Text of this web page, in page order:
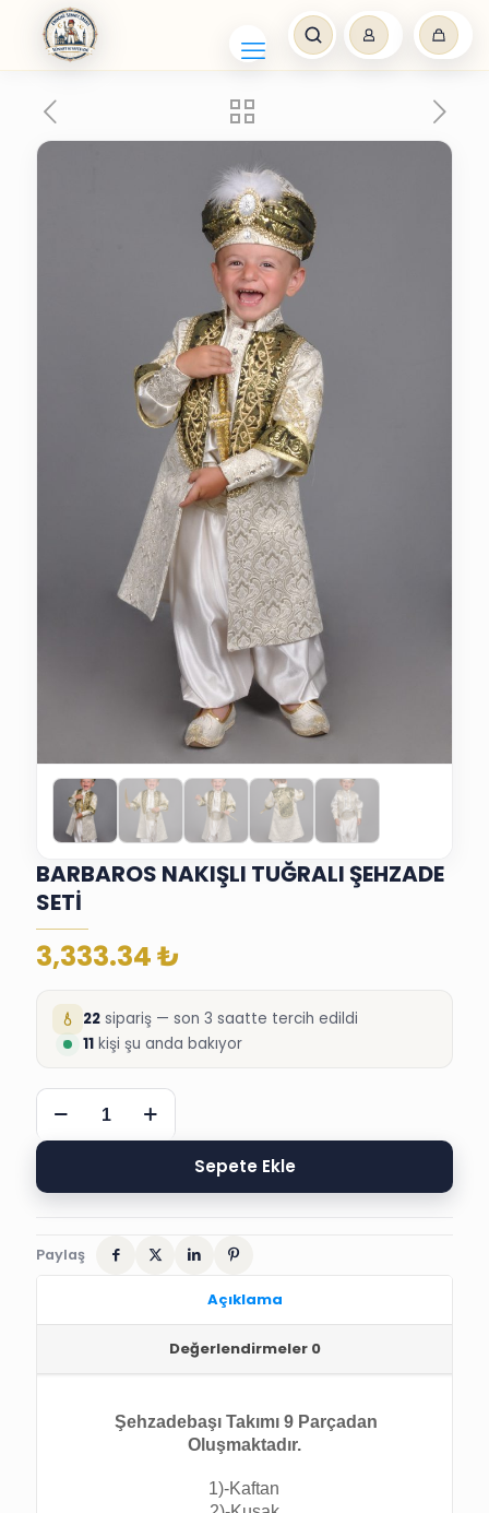
BARBAROS NAKIŞLI TUĞRALI ŞEHZADE
SETİ
3,333.34₺
22 sipariş — son 3 saatte tercih edildi
11 kişi şu anda bakıyor
BARBAROS
NAKIŞLI
TUĞRALI
SETİ
Sepete Ekle
Paylaş
Açıklama
Değerlendirmeler 0
Şehzadebaşı Takımı 9 Parçadan
Oluşmaktadır.
1)-Kaftan